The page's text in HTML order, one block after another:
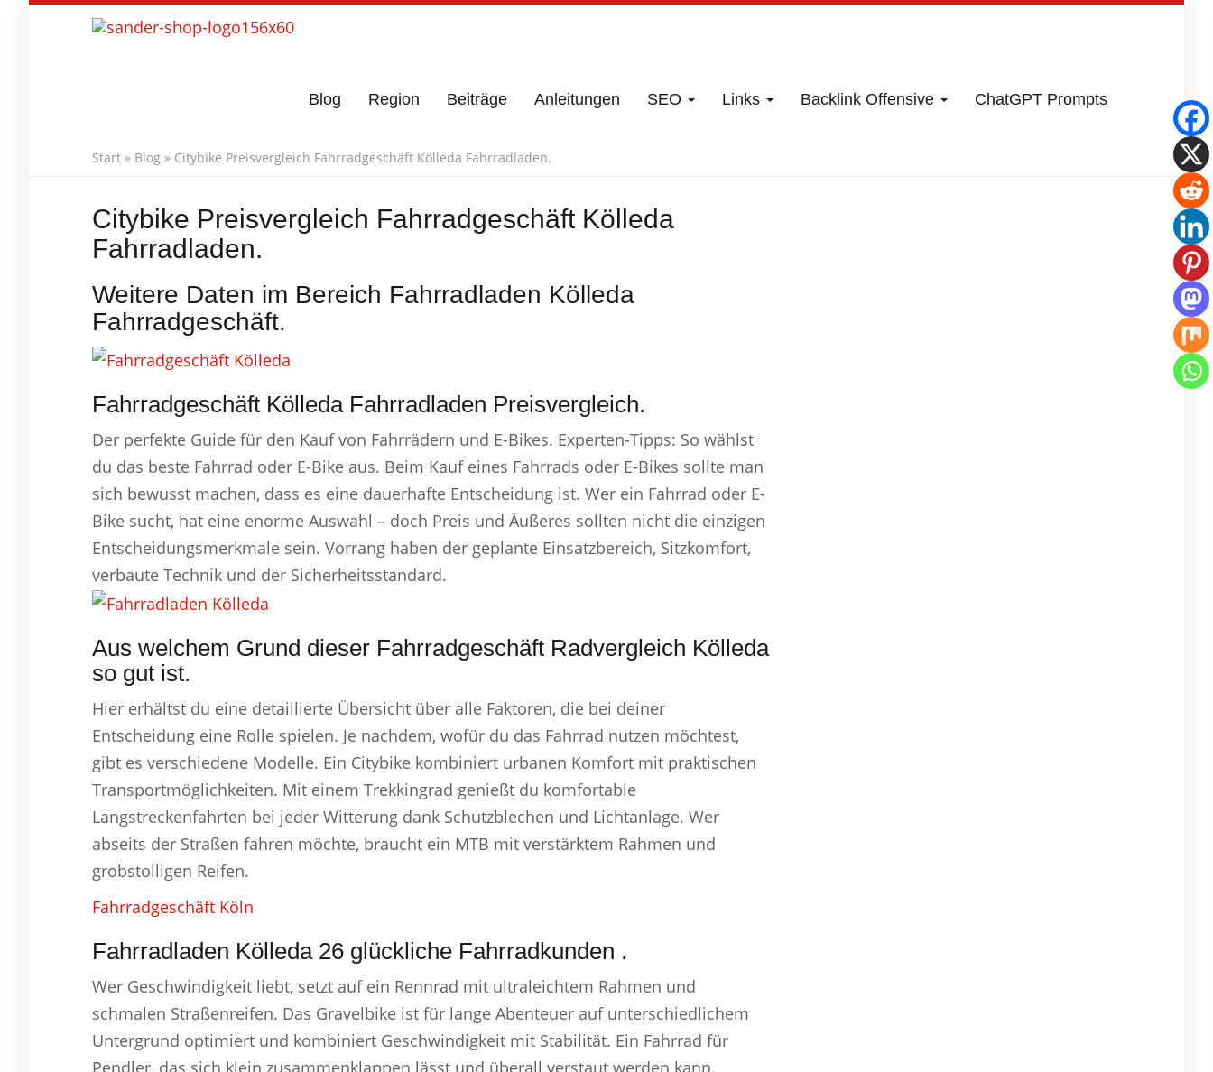
Blog Region Beiträge Anleitungen SEO Links Backlink Offensive ChatGPT Prompts
Start » Blog » Citybike Preisvergleich Fahrradgeschäft Kölleda Fahrradladen.
Citybike Preisvergleich Fahrradgeschäft Kölleda
Fahrradladen.
Weitere Daten im Bereich Fahrradladen Kölleda
Fahrradgeschäft.
Fahrradgeschäft Kölleda Fahrradladen Preisvergleich.
Der perfekte Guide für den Kauf von Fahrrädern und E-Bikes. Experten-Tipps: So wählst
du das beste Fahrrad oder E-Bike aus. Beim Kauf eines Fahrrads oder E-Bikes sollte man
sich bewusst machen, dass es eine dauerhafte Entscheidung ist. Wer ein Fahrrad oder E-
Bike sucht, hat eine enorme Auswahl – doch Preis und Äußeres sollten nicht die einzigen
Entscheidungsmerkmale sein. Vorrang haben der geplante Einsatzbereich, Sitzkomfort,
verbaute Technik und der Sicherheitsstandard.
Aus welchem Grund dieser Fahrradgeschäft Radvergleich Kölleda
so gut ist.
Hier erhältst du eine detaillierte Übersicht über alle Faktoren, die bei deiner
Entscheidung eine Rolle spielen. Je nachdem, wofür du das Fahrrad nutzen möchtest,
gibt es verschiedene Modelle. Ein Citybike kombiniert urbanen Komfort mit praktischen
Transportmöglichkeiten. Mit einem Trekkingrad genießt du komfortable
Langstreckenfahrten bei jeder Witterung dank Schutzblechen und Lichtanlage. Wer
abseits der Straßen fahren möchte, braucht ein MTB mit verstärktem Rahmen und
grobstolligen Reifen.
Fahrradgeschäft Köln
Fahrradladen Kölleda 26 glückliche Fahrradkunden .
Wer Geschwindigkeit liebt, setzt auf ein Rennrad mit ultraleichtem Rahmen und
schmalen Straßenreifen. Das Gravelbike ist für lange Abenteuer auf unterschiedlichem
Untergrund optimiert und kombiniert Geschwindigkeit mit Stabilität. Ein Fahrrad für